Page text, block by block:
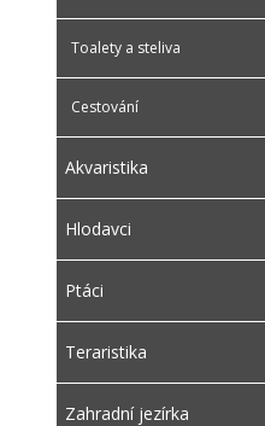
Toalety a steliva
Cestování
Akvaristika
Hlodavci
Ptáci
Teraristika
Zahradní jezírka